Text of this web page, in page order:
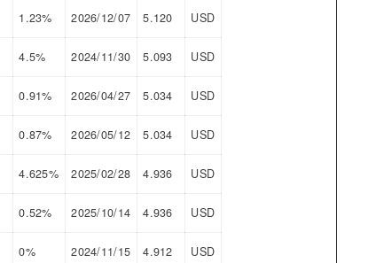
1.23% 2026/12/07 5.120 USD
4.5% 2024/11/30 5.093 USD
0.91% 2026/04/27 5.034 USD
0.87% 2026/05/12 5.034 USD
4.625% 2025/02/28 4.936 USD
0.52% 2025/10/14 4.936 USD
0% 2024/11/15 4.912 USD